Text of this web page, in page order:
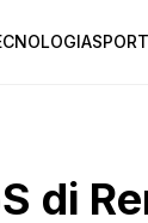
SPORT
di